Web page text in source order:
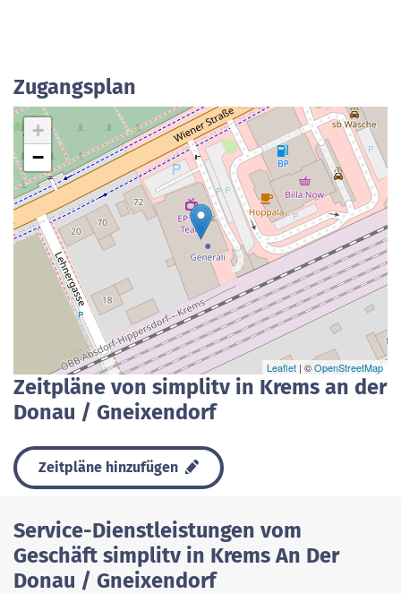
Zugangsplan
+
−
Leaflet | ©OpenStreetMap
Zeitpläne von simplitv in Krems an der
Donau / Gneixendorf
Zeitpläne hinzufügen
Service-Dienstleistungen vom
Geschäft simplitv in Krems An Der
Donau / Gneixendorf